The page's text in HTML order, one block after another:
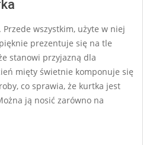
Przede wszystkim, użyte w niej
prezentuje się na tle
stanowi przyjazną dla
mięty świetnie komponuje się
co sprawia, że kurtka jest
ją nosić zarówno na